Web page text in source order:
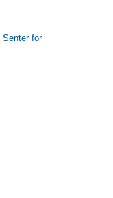
Senter for